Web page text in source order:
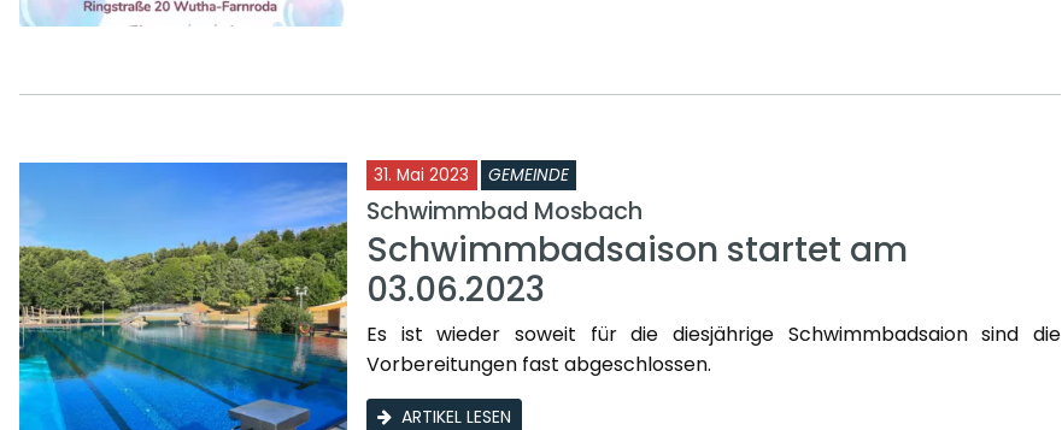
31. Mai 2023 GEMEINDE
Schwimmbad Mosbach
Schwimmbadsaison startet am
03.06.2023
Es ist wieder soweit für die diesjährige Schwimmbadsaion sind die
Vorbereitungen fast abgeschlossen.
ARTIKEL LESEN